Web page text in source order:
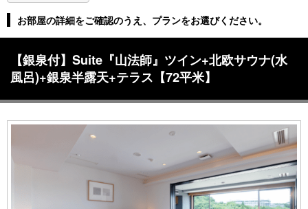
お部屋の詳細をご確認のうえ、プランをお選びください。
【銀泉付】Suite『山法師』ツイン+北欧サウナ(水
風呂)+銀泉半露天+テラス【72平米】